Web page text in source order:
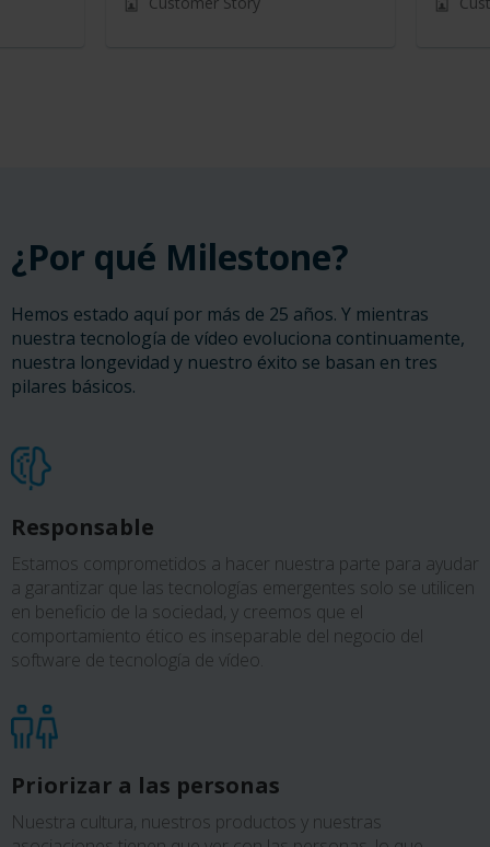
¿Por qué Milestone?
Hemos estado aquí por más de 25 años. Y mientras
nuestra tecnología de vídeo evoluciona continuamente,
nuestra longevidad y nuestro éxito se basan en tres
pilares básicos.
Responsable
Estamos comprometidos a hacer nuestra parte para ayudar
a garantizar que las tecnologías emergentes solo se utilicen
en beneficio de la sociedad, y creemos que el
comportamiento ético es inseparable del negocio del
software de tecnología de vídeo.
Priorizar a las personas
Nuestra cultura, nuestros productos y nuestras